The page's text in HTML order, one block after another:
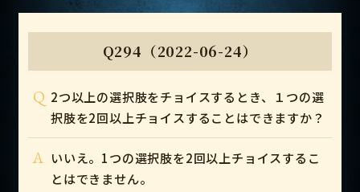
Q294（2022-06-24）
Q 2つ以上の選択肢をチョイスするとき、１つの選
択肢を2回以上チョイスすることはできますか？
A いいえ。1つの選択肢を2回以上チョイスするこ
とはできません。